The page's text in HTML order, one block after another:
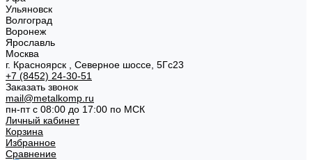
Ульяновск
Волгоград
Воронеж
Ярославль
Москва
г. Красноярск , Северное шоссе, 5Гс23
+7 (8452) 24-30-51
Заказать звонок
mail@metalkomp.ru
пн-пт с 08:00 до 17:00 по МСК
Личный кабинет
Корзина
Избранное
Сравнение